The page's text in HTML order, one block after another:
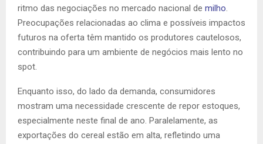
ritmo das negociações no mercado nacional de milho.
Preocupações relacionadas ao clima e possíveis impactos
futuros na oferta têm mantido os produtores cautelosos,
contribuindo para um ambiente de negócios mais lento no
spot.
Enquanto isso, do lado da demanda, consumidores
mostram uma necessidade crescente de repor estoques,
especialmente neste final de ano. Paralelamente, as
exportações do cereal estão em alta, refletindo uma